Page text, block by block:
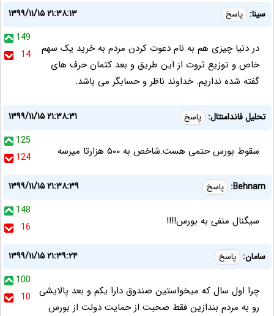
سینا: پاسخ
۱۳۹۹/۱۱/۱۵ ۲۱:۳۸:۱۳
149
14
در دنیا چیزی هم به نام دعوت کردن مردم به خرید یک سهم
خاص و توزیع ثروت از این طریق و بعد کتمان حرف های
گفته شده نداریم. خداوند ناظر و حسابگر می باشد.
تحلیل فاندامنتال: پاسخ
۱۳۹۹/۱۱/۱۵ ۲۱:۳۸:۳۱
125
124
سقوط بورس حتمی هست.شاخص به ۵۰۰ هزارتا میرسه
Behnam: پاسخ
۱۳۹۹/۱۱/۱۵ ۲۱:۳۸:۳۹
148
16
سیگنال منفی به بورس!!!!
سامان: پاسخ
۱۳۹۹/۱۱/۱۵ ۲۱:۳۹:۲۴
100
10
چرا اول سال که میخواستین صندوق دارا یکم و بعد پالایشی
رو به مردم بندازین فقط صحبت از حمایت دولت از بورس